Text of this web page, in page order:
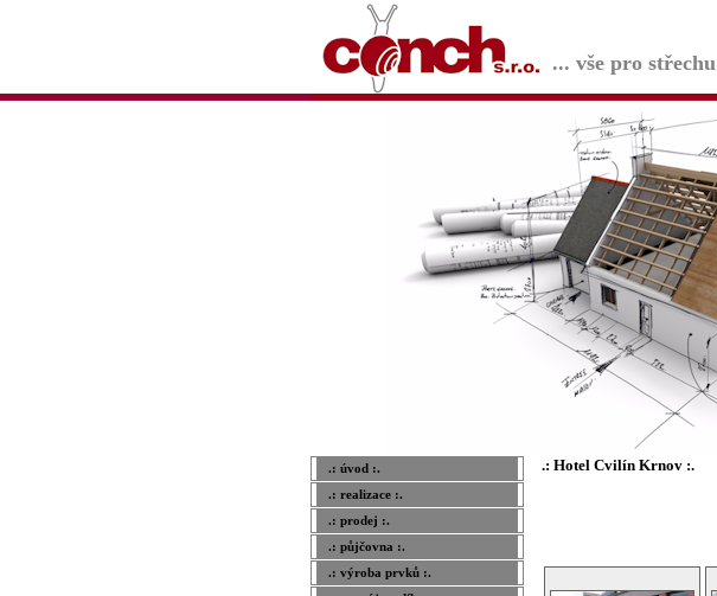
... vše pro střechu
.: úvod :.
.: realizace :.
.: prodej :.
.: půjčovna :.
.: výroba prvků :.
.: Hotel Cvilín Krnov :.